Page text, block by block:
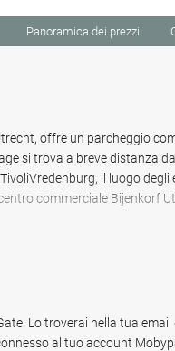
Panoramica dei prezzi
offre un parcheggio
si trova a breve distanza
il luogo degli
commerciale Bijenkorf
e musei popolari, come il
una scelta ideale per coloro
dintorni, senza
Lo troverai nella tua email
al tuo account